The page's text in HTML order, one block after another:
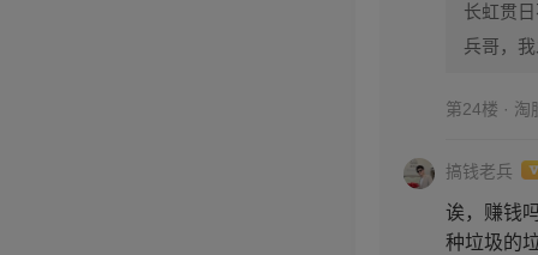
长虹贯
兵哥，
第24楼 · 淘
搞钱老兵
诶，赚钱
种垃圾的